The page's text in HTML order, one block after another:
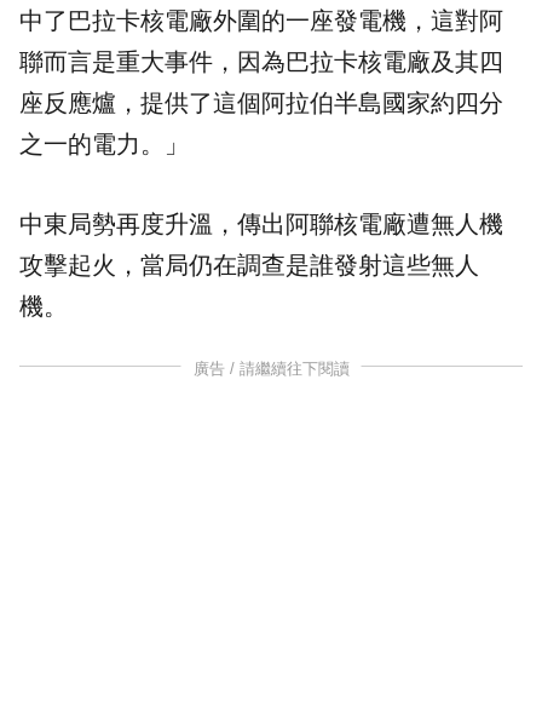
中了巴拉卡核電廠外圍的一座發電機，這對阿
聯而言是重大事件，因為巴拉卡核電廠及其四
座反應爐，提供了這個阿拉伯半島國家約四分
之一的電力。」
中東局勢再度升溫，傳出阿聯核電廠遭無人機
攻擊起火，當局仍在調查是誰發射這些無人
機。
廣告 / 請繼續往下閱讀